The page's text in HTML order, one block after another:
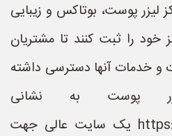
لیزر پوست، بوتاکس و زیبایی
را ثبت کنند تا مشتریان
و خدمات آنها دسترسی داشته
پوست به نشانی
https://www.LeyzerPost.ir یک سایت عالی جهت